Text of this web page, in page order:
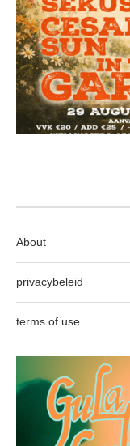
About
privacybeleid
terms of use